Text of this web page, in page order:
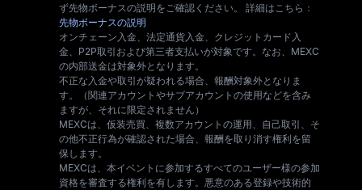
ず先物ボーナスの説明をご確認ください。 詳細はこちら：
先物ボーナスの説明
オンチェーン入金、法定通貨入金、クレジットカード入
金、P2P取引および第三者支払いが対象です。なお、MEXC
の内部送金は対象外となります。
不正な入金や取引が疑われる場合、報酬対象外となりま
す。（関連アカウントやサブアカウントの使用などを含み
ますが、それに限定されません）
MEXCは、仮装売買、複数アカウントの運用、自己取引、そ
の他不正行為が確認された場合、報酬を取り消す権利を留
保します。
MEXCは、本イベントに参加するすべてのユーザー様の参加
資格を審査する権利を有します。悪意のある登録や技術的